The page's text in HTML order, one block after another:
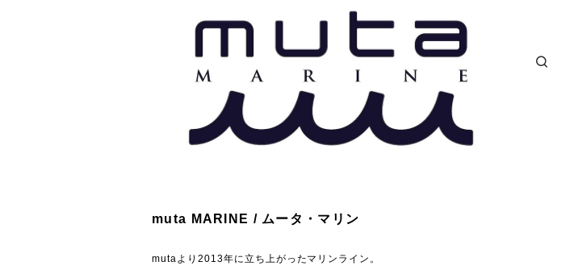
muta MARINE / ムータ・マリン
mutaより2013年に立ち上がったマリンライン。